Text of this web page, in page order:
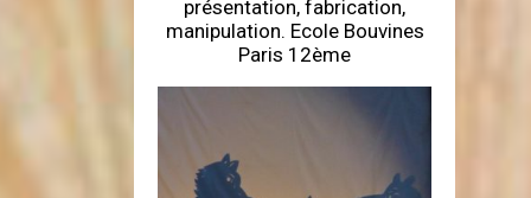
présentation, fabrication,
manipulation. Ecole Bouvines
Paris 12ème